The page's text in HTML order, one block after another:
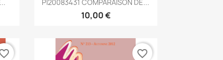
PI20083431 COMPARAISON DE...
10,00 €
favorite_border